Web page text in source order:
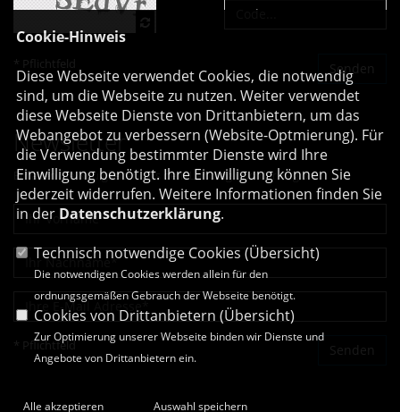
* Pflichtfeld
Newsletter
Erhalten Sie Neuigkeiten aus dem Landtag und der Region.
* Pflichtfeld
Cookie-Hinweis
Diese Webseite verwendet Cookies, die notwendig
sind, um die Webseite zu nutzen. Weiter verwendet
diese Webseite Dienste von Drittanbietern, um das
Webangebot zu verbessern (Website-Optmierung). Für
die Verwendung bestimmter Dienste wird Ihre
Einwilligung benötigt. Ihre Einwilligung können Sie
jederzeit widerrufen. Weitere Informationen finden Sie
in der Datenschutzerklärung.
Technisch notwendige Cookies (Übersicht)
Die notwendigen Cookies werden allein für den
ordnungsgemäßen Gebrauch der Webseite benötigt.
Cookies von Drittanbietern (Übersicht)
Zur Optimierung unserer Webseite binden wir Dienste und
Angebote von Drittanbietern ein.
Alle akzeptieren Auswahl speichern